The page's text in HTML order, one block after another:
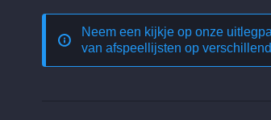
Neem een kijkje op onze
van afspeellijsten op